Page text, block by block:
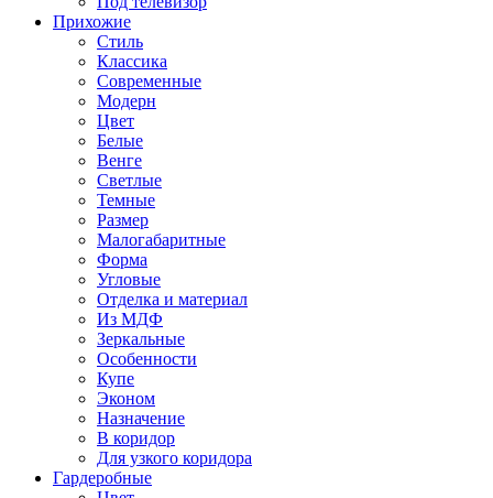
Прихожие
Стиль
Классика
Современные
Модерн
Цвет
Белые
Венге
Светлые
Темные
Размер
Малогабаритные
Форма
Угловые
Отделка и материал
Из МДФ
Зеркальные
Особенности
Купе
Эконом
Назначение
В коридор
Для узкого коридора
Гардеробные